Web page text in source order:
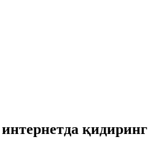
қидиринг